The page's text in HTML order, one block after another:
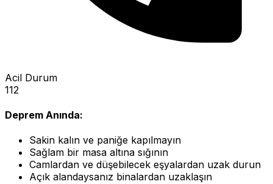
Acil Durum
112
Deprem Anında:
Sakin kalın ve paniğe kapılmayın
Sağlam bir masa altına sığının
Camlardan ve düşebilecek eşyalardan uzak durun
Açık alandaysanız binalardan uzaklaşın